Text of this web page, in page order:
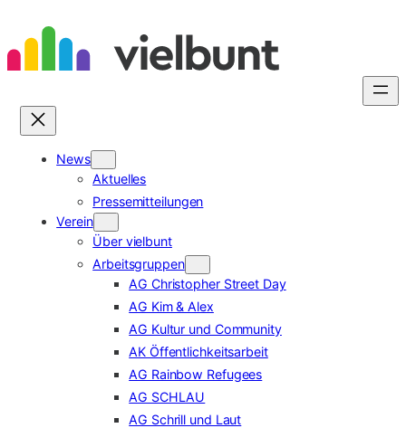
Inhalt
springen
News
Aktuelles
Pressemitteilungen
Verein
Über vielbunt
Arbeitsgruppen
AG Christopher Street Day
AG Kim & Alex
AG Kultur und Community
AK Öffentlichkeitsarbeit
AG Rainbow Refugees
AG SCHLAU
AG Schrill und Laut